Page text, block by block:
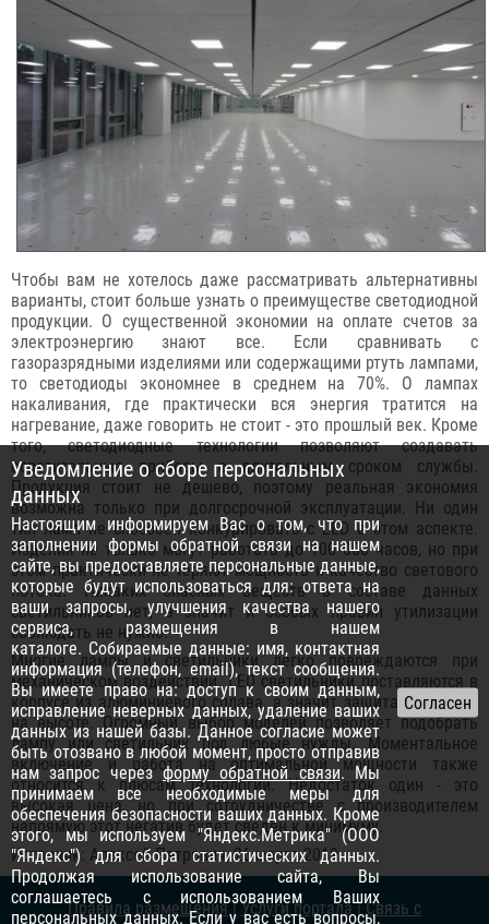
Чтобы вам не хотелось даже рассматривать альтернативны
варианты, стоит больше узнать о преимуществе светодиодной
продукции. О существенной экономии на оплате счетов за
электроэнергию знают все. Если сравнивать с
газоразрядными изделиями или содержащими ртуть лампами,
то светодиоды экономнее в среднем на 70%. О лампах
накаливания, где практически вся энергия тратится на
нагревание, даже говорить не стоит - это прошлый век. Кроме
того, светодиодные технологии позволяют создавать
осветительные приборы с длительным сроком службы.
Продукция стоит не дешево, поэтому реальная экономия
возможна только при долгосрочной эксплуатации. Ни один
тип ламп не способен конкурировать с LED в этом аспекте.
Изделия не только могут работать до 100 000 часов, но при
этом практически не теряют мощность и качество светового
потока. Никаких опасных веществ в составе данных
светильников нет, а значит и особых правил утилизации
соблюдать не нужно.
Многие лампы и светильники легко повреждаются при
механическом воздействии. LED светильники поставляются в
корпусе из алюминиевого сплава, а значит защита находится
на высоте. Огромный выбор моделей позволяет подобрать
лампу или светильник под любые нужды. Моментальное
включение и работа на оптимальной мощности также
относится к плюсам технологии. Недостаток один - это
высокая цена, но при сотрудничестве с производителем
напрямую этот негатив будет сведен к минимуму.
Источник: Алексей Петрович, 26 марта 2019
Правила размещения|Услуги портала|Связь с
Уведомление о сборе персональных
данных
Настоящим информируем Вас о том, что при
заполнении формы обратной связи на нашем
сайте, вы предоставляете персональные данные,
которые будут использоваться для: ответа на
ваши запросы, улучшения качества нашего
сервиса, размещения в нашем
каталоге. Собираемые данные: имя, контактная
информация (телефон, email), текст сообщения.
Вы имеете право на: доступ к своим данным,
исправление неверных данных, удаление ваших
данных из нашей базы. Данное согласие может
быть отозвано в любой момент, просто отправив
нам запрос черезформу обратной связи. Мы
принимаем все необходимые меры для
обеспечения безопасности ваших данных. Кроме
этого, мы используем "Яндекс.Метрика" (ООО
"Яндекс") для сбора статистических данных.
Продолжая использование сайта, Вы
соглашаетесь с использованием Ваших
персональных данных. Если у вас есть вопросы,